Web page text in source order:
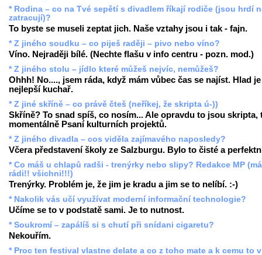
* Rodina – co na Tvé sepětí s divadlem říkají rodiče (jsou hrdí
zatracují)?
To byste se museli zeptat jich. Naše vztahy jsou i tak - fajn.
* Z jiného soudku – co piješ raději – pivo nebo víno?
Víno. Nejraději bílé. (Nechte flašu v info centru - pozn. mod.)
* Z jiného stolu – jídlo které můžeš nejvíc, nemůžeš?
Ohhh! No...., jsem ráda, když mám vůbec čas se najíst. Hlad je
nejlepší kuchař.
* Z jiné skříně – co právě čteš (neříkej, že skripta ú-))
Skříně? To snad spíš, co nosím... Ale opravdu to jsou skripta,
momentálně Psaní kulturních projektů.
* Z jiného divadla – cos viděla zajímavého naposledy?
Včera představení školy ze Salzburgu. Bylo to čisté a
* Co máš u chlapů radši - trenýrky nebo slipy? Redakce MP
rádi!! všichni!!!)
Trenýrky. Problém je, že jim je kradu a jim se to nelíbí. :-)
* Nakolik vás učí využívat moderní informační technologie?
Učíme se to v podstatě sami. Je to nutnost.
* Soukromí – zapálíš si s chutí při snídani cigaretu?
Nekouřím.
* Proc ten festival vlastne delate a co z toho mate a k cemu to